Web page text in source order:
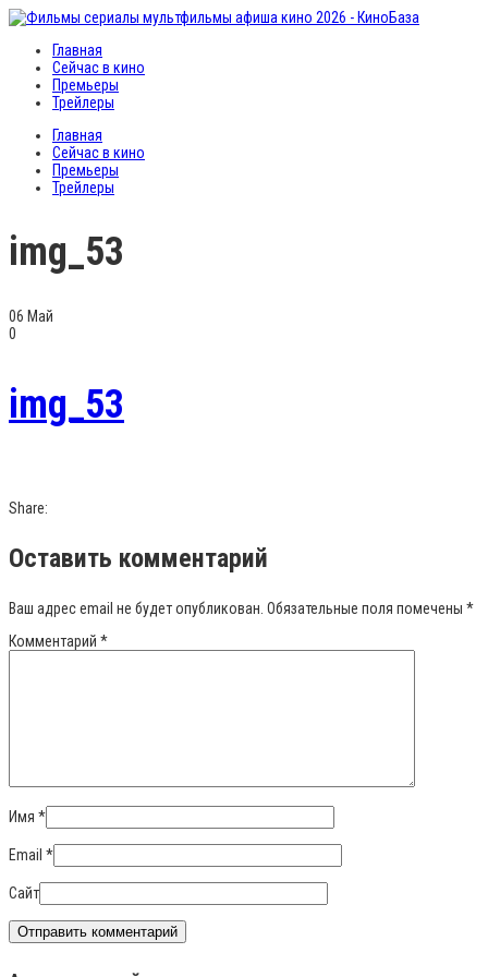
Главная
Сейчас в кино
Премьеры
Трейлеры
Главная
Сейчас в кино
Премьеры
Трейлеры
img_53
06 Май
0
img_53
Share:
Оставить комментарий
Ваш адрес email не будет опубликован. Обязательные поля помечены *
Комментарий *
Имя *
Email *
Сайт